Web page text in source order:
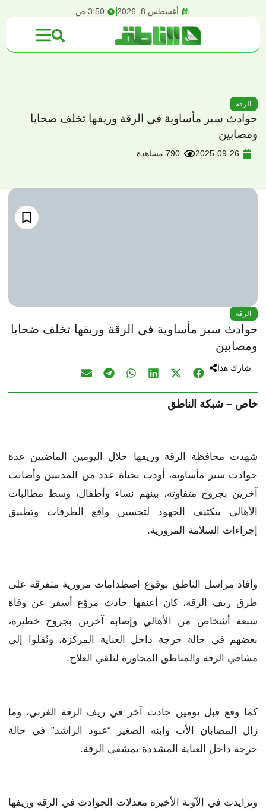
أغسطس 8, 2026 3:50 ص
الرقة
حوادث سير مأساوية في الرقة وريفها تخلف ضحايا
ومصابين
2025-09-26 790 مشاهدة
الرقة
حوادث سير مأساوية في الرقة وريفها تخلف ضحايا
ومصابين
شارك هذا
خاص – شبكة الناطق
شهدت محافظة الرقة وريفها خلال اليومين الماضيين عدة
حوادث سير مأساوية، أودت بحياة عدد من المدنيين وأصابت
آخرين بجروح متفاوتة، بينهم نساء وأطفال، وسط مطالبات
الأهالي بتكثيف الجهود لتحسين واقع الطرقات وتطبيق
إجراءات السلامة المرورية.
وأفاد مراسل الناطق بوقوع اصطدامات مرورية متفرقة على
طرق ريف الرقة، كان أعنفها حادث مروّع أسفر عن وفاة
سبعة أشخاص من الأهالي وإصابة آخرين بجروح خطيرة،
بعضهم في حالة حرجة داخل العناية المركزة، ونُقلوا إلى
مشافي الرقة والمناطق المجاورة لتلقي العلاج.
كما وقع قبل يومين حادث آخر في ريف الرقة الغربي، وما
زال المصابان الأب وابنه الصغير “عبود الراشد” في حالة
حرجة داخل العناية المشددة بمشفى الرقة.
وتزايدت في الآونة الأخيرة معدلات الحوادث في الرقة وريفها